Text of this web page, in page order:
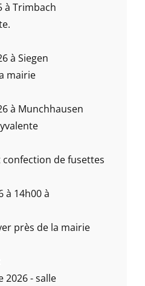
à Trimbach
à Siegen
mairie
à Munchhausen
de fusettes
à 14h00 à
près de la mairie
2026 - salle